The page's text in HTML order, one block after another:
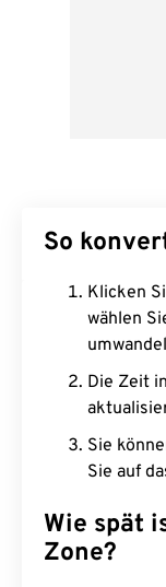
So
Klicken
wählen
Die Zeit
Sie
Sie auf
Wie spät
Zone?